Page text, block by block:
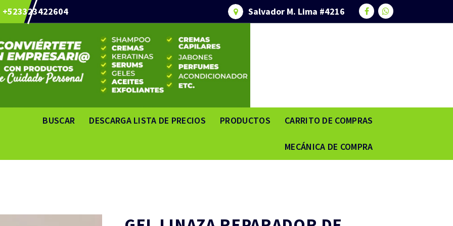
+523323422604 Salvador M. Lima #4216
BUSCAR DESCARGA LISTA DE PRECIOS PRODUCTOS CARRITO DE COMPRAS
MECÁNICA DE COMPRA